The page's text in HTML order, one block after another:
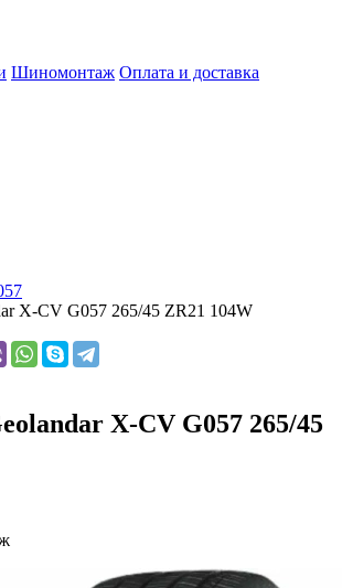
Шиномонтаж Оплата и доставка
X-CV G057 265/45 ZR21 104W
X-CV G057 265/45